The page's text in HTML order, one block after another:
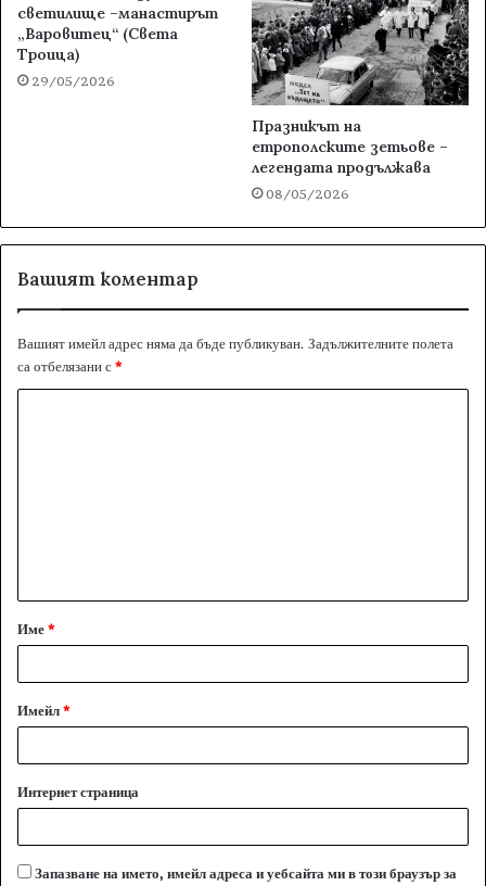
светилище –манастирът
„Варовитец“ (Света
Троица)
29/05/2026
Празникът на
етрополските зетьове –
легендата продължава
08/05/2026
Вашият коментар
Вашият имейл адрес няма да бъде публикуван. Задължителните полета
са отбелязани с*
а
р
Име*
Имейл*
Интернет страница
Запазване на името, имейл адреса и уебсайта ми в този браузър за